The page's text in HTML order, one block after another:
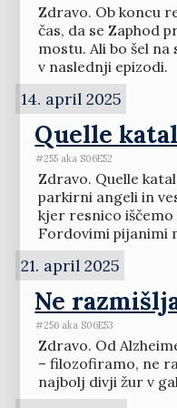
Zdravo. Ob koncu
čas, da se Zaphod
mostu. Ali bo šel
v naslednji epizodi.
14. april 2025
Quelle
#255 aka S06E52
Zdravo. Quelle
parkirni angeli in
kjer resnico
Fordovimi pijanimi
21. april 2025
Ne
#256 aka S06E53
Zdravo. Od
– filozofiramo, ne
najbolj divji žur v